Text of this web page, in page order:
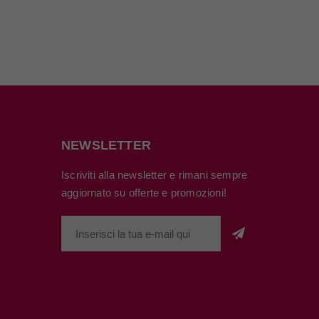
NEWSLETTER
Iscriviti alla newsletter e rimani sempre
aggiornato su offerte e promozioni!